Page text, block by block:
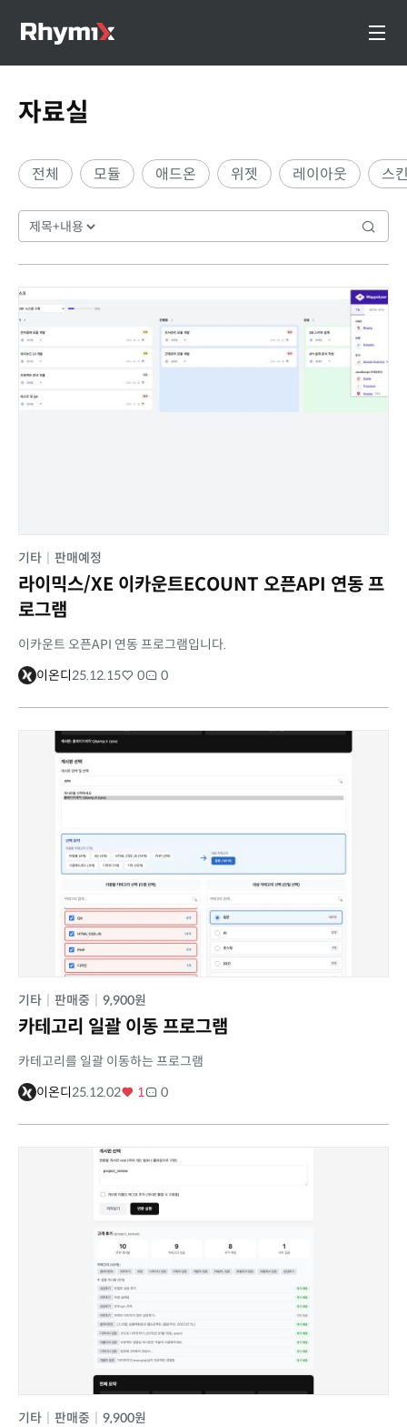
자료실
전체 모듈 애드온 위젯 레이아웃 스
기타 판매예정
라이믹스/XE 이카운트ECOUNT 오픈API 연동 프
로그램
이카운트 오픈API 연동 프로그램입니다.
이온디25.12.15 0 0
기타 판매중 9,900원
카테고리 일괄 이동 프로그램
카테고리를 일괄 이동하는 프로그램
이온디 25.12.02 1 0
기타 판매중 9,900원